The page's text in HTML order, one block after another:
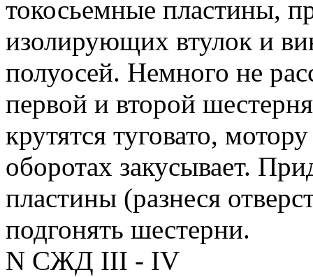
токосьемные пластины,
изолирующих втулок и
полуосей. Немного не
первой и второй
крутятся туговато,
оборотах закусывает.
пластины (разнеся
подгонять шестерни.
N СЖД III - IV